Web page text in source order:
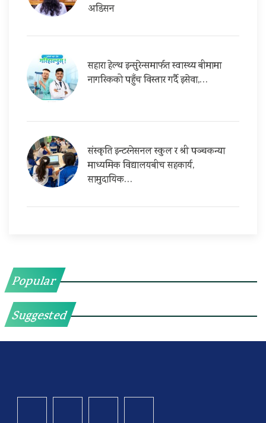
अडिसन
सहारा हेल्थ इन्सुरेन्समार्फत स्वास्थ्य बीमामा
नागरिकको पहुँच विस्तार गर्दै इसेवा,…
संस्कृति इन्टरनेसनल स्कुल र श्री पञ्चकन्या
माध्यमिक विद्यालयबीच सहकार्य,
सामुदायिक…
Popular
Suggested